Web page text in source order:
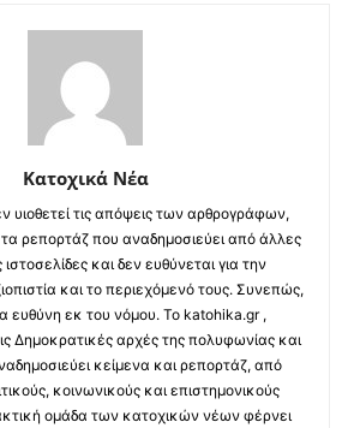
Κατοχικά Νέα
υιοθετεί τις απόψεις των αρθρογράφων,
τα ρεπορτάζ που αναδημοσιεύει από άλλες
και δεν ευθύνεται για την
και το περιεχόμενό τους. Συνεπώς,
ευθύνη εκ του νόμου. Το katohika.gr ,
Δημοκρατικές αρχές της πολυφωνίας και
κείμενα και ρεπορτάζ, από
κοινωνικούς και επιστημονικούς
ομάδα των κατοχικών νέων φέρνει